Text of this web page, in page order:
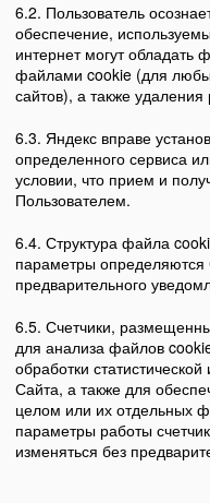
6.2. Пользователь
обеспечение,
интернет могут
файлами cookie (для
сайтов), а также
6.3. Яндекс вправе
определенного сервиса
условии, что прием и
Пользователем.
6.4. Структура файла
параметры определяются
предварительного
6.5. Счетчики,
для анализа файлов
обработки
Сайта, а также для
целом или их отдельных
параметры работы
изменяться без